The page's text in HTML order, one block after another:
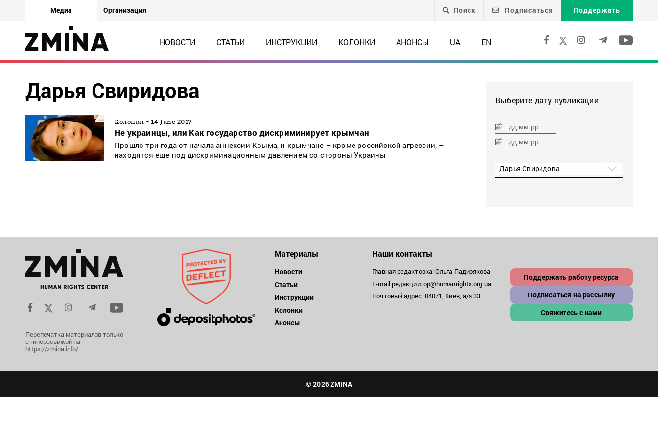
Медиа Организация Поиск Подписаться Поддержать
НОВОСТИ СТАТЬИ ИНСТРУКЦИИ КОЛОНКИ АНОНСЫ UA EN
Дарья Свиридова
Колонки - 14 June 2017
Не украинцы, или Как государство дискриминирует крымчан
Прошло три года от начала аннексии Крыма, и крымчане – кроме российской агрессии, –
находятся еще под дискриминационным давлением со стороны Украины
Выберите дату публикации
Дарья Свиридова
Перепечатка материалов только
с гиперссылкой на
https://zmina.info/
Материалы
Новости
Статьи
Инструкции
Колонки
Анонсы
Наши контакты
Главная редакторка: Ольга Падирякова
E-mail редакции: op@humanrights.org.ua
Почтовый адрес: 04071, Киев, а/я 33
Поддержать работу ресурса
Подписаться на рассылку
Свяжитесь с нами
© 2026 ZMINA